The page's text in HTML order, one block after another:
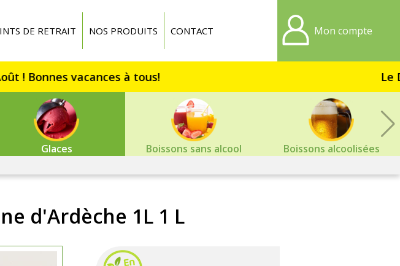
DE RETRAIT NOS PRODUITS CONTACT Mon compte
Le
Glaces Boissons sans alcool
Boissons alcoolisées
d'Ardèche 1L 1 L